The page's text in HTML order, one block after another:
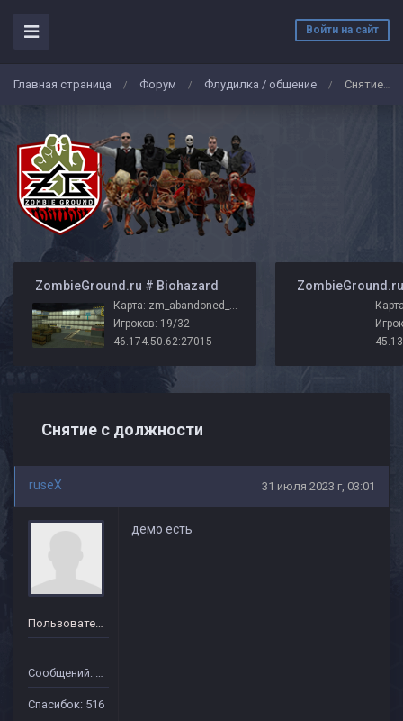
Войти на сайт
Главная страница / Форум / Флудилка / общение / Снятие с должности
️ ZombieGround.ru # Biohazard
Карта: zm_abandoned_r3_zg
Игроков: 19/32
46.174.50.62:27015
Снятие с должности
ruseX 31 июля 2023 г, 03:01
Пользователь
Сообщений: 151
Спасибок: 516
демо есть